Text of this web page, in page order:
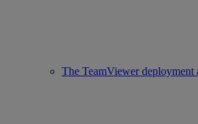
The TeamViewer